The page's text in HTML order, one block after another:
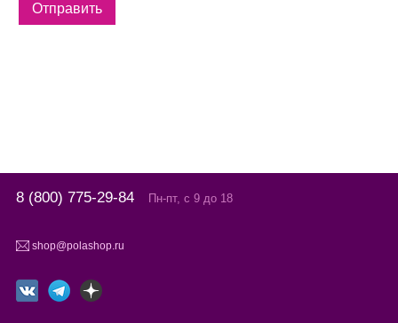
8 (800) 775-29-84 Пн-пт, с 9 до 18
shop@polashop.ru